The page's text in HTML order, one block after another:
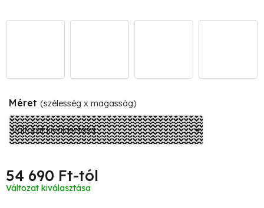
54 690 Ft-tól
Egységár:
Változat kiválasztása
Méret (szélesség x magasság)